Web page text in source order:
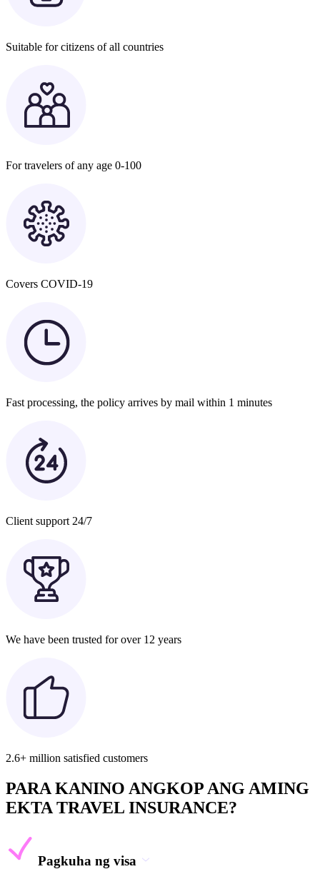
Suitable for citizens of all countries
For travelers of any age 0-100
Covers COVID-19
Fast processing, the policy arrives by mail within 1 minutes
Client support 24/7
We have been trusted for over 12 years
2.6+ million satisfied customers
PARA KANINO ANGKOP ANG AMING
EKTA TRAVEL INSURANCE?
Pagkuha ng visa